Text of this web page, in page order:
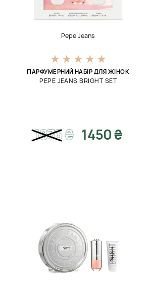
Pepe Jeans
ПАРФУМЕРНИЙ НАБІР ДЛЯ ЖІНОК
PEPE JEANS BRIGHT SET
1876₴ 1450 ₴